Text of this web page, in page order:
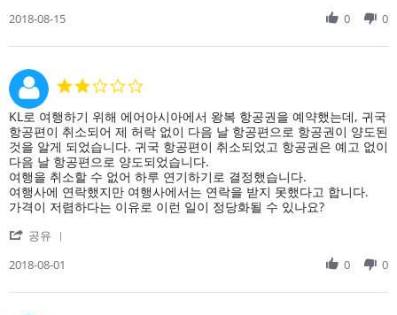
았
니
항
공
편
변
경
이
on
Aug
2018
2018-08-15 0 0
rating
Review
by
on
1
Aug
2018
review
stating
KL
로
여
행
하
위
에
아
KL로 여행하기 위해 에어아시아에서 왕복 항공권을 예약했는데, 귀국
항공편이 취소되어 제 허락 없이 다음 날 항공편으로 항공권이 양도된
것을 알게 되었습니다. 귀국 항공편이 취소되었고 항공권은 예고 없이
다음 날 항공편으로 양도되었습니다.
여행을 취소할 수 없어 하루 연기하기로 결정했습니다.
여행사에 연락했지만 여행사에서는 연락을 받지 못했다고 합니다.
가격이 저렴하다는 이유로 이런 일이 정당화될 수 있나요?
공유
on
2018-08-01 0 0